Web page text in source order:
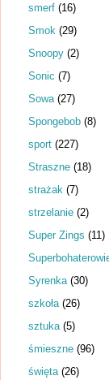
smerf (16)
Smok (29)
Snoopy (2)
Sonic (7)
Sowa (27)
Spongebob (8)
sport (227)
Straszne (18)
strażak (7)
strzelanie (2)
Super Zings (11)
Syrenka (30)
szkoła (26)
sztuka (5)
śmieszne (96)
święta (26)